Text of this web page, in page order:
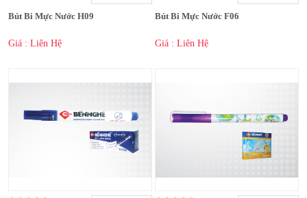
Bút Bi Mực Nước H09
Giá : Liên Hệ
Bút Bi Mực Nước F06
Giá : Liên Hệ